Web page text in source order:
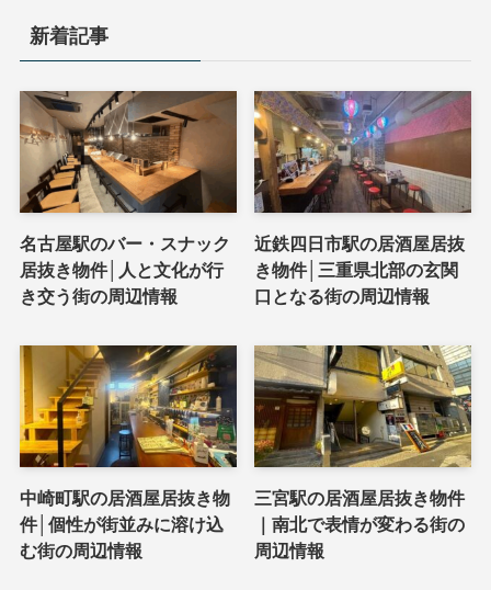
新着記事
名古屋駅のバー・スナック
居抜き物件│人と文化が行
き交う街の周辺情報
近鉄四日市駅の居酒屋居抜
き物件│三重県北部の玄関
口となる街の周辺情報
中崎町駅の居酒屋居抜き物
件│個性が街並みに溶け込
む街の周辺情報
三宮駅の居酒屋居抜き物件
｜南北で表情が変わる街の
周辺情報